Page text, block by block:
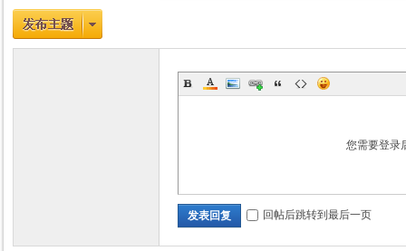
您需要登录
发表回复 回帖后跳转到最后一页